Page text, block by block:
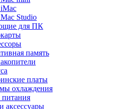
Studio
для ПК
память
платы
охлаждения
аксессуары